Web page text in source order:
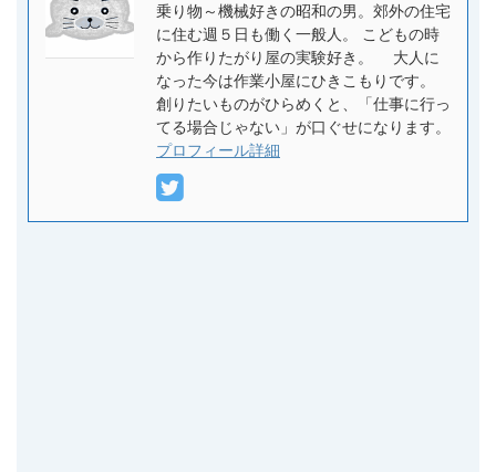
乗り物～機械好きの昭和の男。郊外の住宅
に住む週５日も働く一般人。 こどもの時
から作りたがり屋の実験好き。 大人に
なった今は作業小屋にひきこもりです。
創りたいものがひらめくと、「仕事に行っ
てる場合じゃない」が口ぐせになります。
プロフィール詳細